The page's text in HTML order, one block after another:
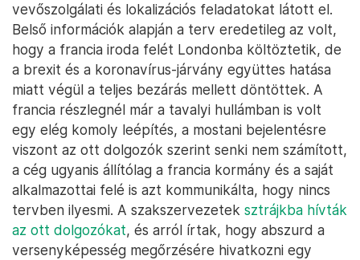
vevőszolgálati és lokalizációs feladatokat látott el.
Belső információk alapján a terv eredetileg az volt,
hogy a francia iroda felét Londonba költöztetik, de
a brexit és a koronavírus-járvány együttes hatása
miatt végül a teljes bezárás mellett döntöttek. A
francia részlegnél már a tavalyi hullámban is volt
egy elég komoly leépítés, a mostani bejelentésre
viszont az ott dolgozók szerint senki nem számított,
a cég ugyanis állítólag a francia kormány és a saját
alkalmazottai felé is azt kommunikálta, hogy nincs
tervben ilyesmi. A szakszervezetek sztrájkba hívták
az ott dolgozókat, és arról írtak, hogy abszurd a
versenyképesség megőrzésére hivatkozni egy